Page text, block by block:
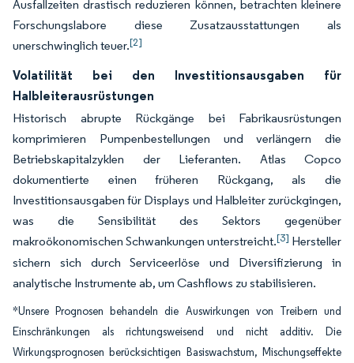
Ausfallzeiten drastisch reduzieren können, betrachten kleinere
Forschungslabore diese Zusatzausstattungen als
unerschwinglich teuer.[2]
Volatilität bei den Investitionsausgaben für
Halbleiterausrüstungen
Historisch abrupte Rückgänge bei Fabrikausrüstungen
komprimieren Pumpenbestellungen und verlängern die
Betriebskapitalzyklen der Lieferanten. Atlas Copco
dokumentierte einen früheren Rückgang, als die
Investitionsausgaben für Displays und Halbleiter zurückgingen,
was die Sensibilität des Sektors gegenüber
makroökonomischen Schwankungen unterstreicht.[3] Hersteller
sichern sich durch Serviceerlöse und Diversifizierung in
analytische Instrumente ab, um Cashflows zu stabilisieren.
*Unsere Prognosen behandeln die Auswirkungen von Treibern und
Einschränkungen als richtungsweisend und nicht additiv. Die
Wirkungsprognosen berücksichtigen Basiswachstum, Mischungseffekte